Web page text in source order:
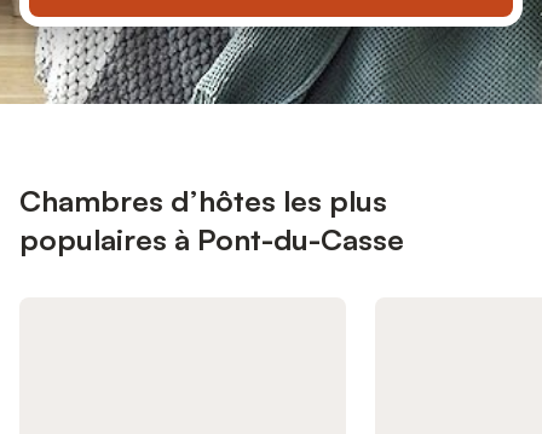
Chambres d’hôtes les plus
populaires à Pont-du-Casse